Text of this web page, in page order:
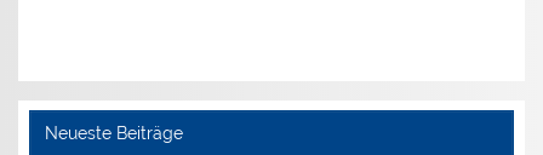
Neueste Beiträge